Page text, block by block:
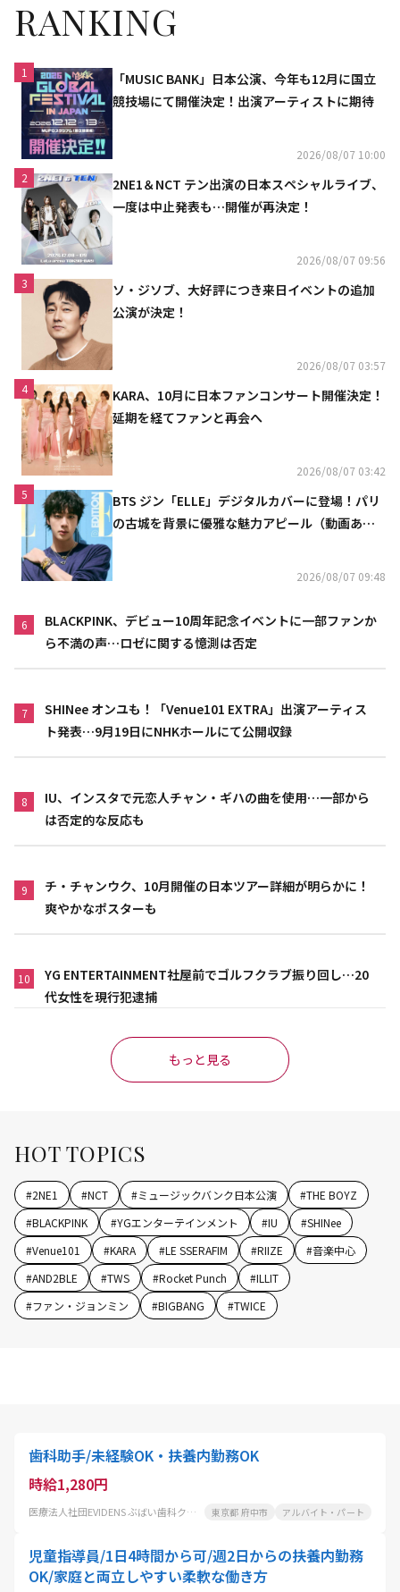
RANKING
1
「MUSIC BANK」日本公演、今年も12月に国立
競技場にて開催決定！出演アーティストに期待
2026/08/07 10:00
2
2NE1＆NCT テン出演の日本スペシャルライブ、
一度は中止発表も…開催が再決定！
2026/08/07 09:56
3
ソ・ジソブ、大好評につき来日イベントの追加
公演が決定！
2026/08/07 03:57
4
KARA、10月に日本ファンコンサート開催決定！
延期を経てファンと再会へ
2026/08/07 03:42
5
BTS ジン「ELLE」デジタルカバーに登場！パリ
の古城を背景に優雅な魅力アピール（動画あ
2026/08/07 09:48
6
BLACKPINK、デビュー10周年記念イベントに一部ファンか
ら不満の声…ロゼに関する憶測は否定
7
SHINee オンユも！「Venue101 EXTRA」出演アーティス
ト発表…9月19日にNHKホールにて公開収録
8
IU、インスタで元恋人チャン・ギハの曲を使用…一部から
は否定的な反応も
9
チ・チャンウク、10月開催の日本ツアー詳細が明らかに！
爽やかなポスターも
10
YG ENTERTAINMENT社屋前でゴルフクラブ振り回し…20
代女性を現行犯逮捕
もっと見る
HOT TOPICS
#2NE1 #NCT #ミュージックバンク日本公演 #THE BOYZ
#BLACKPINK #YGエンターテインメント #IU #SHINee
#Venue101 #KARA #LE SSERAFIM #RIIZE #音楽中心
#AND2BLE #TWS #Rocket Punch #ILLIT
#ファン・ジョンミン #BIGBANG #TWICE
歯科助手/未経験OK・扶養内勤務OK
時給1,280円
医療法人社団EVIDENS ぶばい歯科クリニック 東京都 府中市 アルバイト・パート
児童指導員/1日4時間から可/週2日からの扶養内勤務
OK/家庭と両立しやすい柔軟な働き方